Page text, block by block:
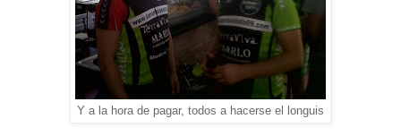
Y a la hora de pagar, todos a hacerse el longuis